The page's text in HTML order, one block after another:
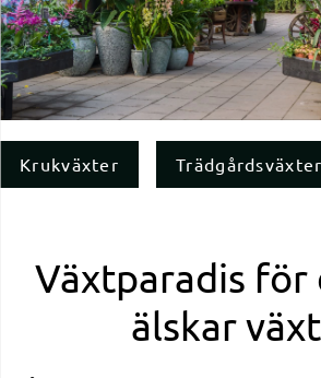
Krukväxter Trädgårdsväxter
Växtparadis för
älskar